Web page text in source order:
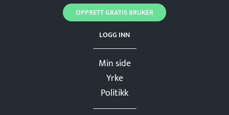
Min side
Yrke
Politikk
LOGG INN
OPPRETT GRATIS BRUKER